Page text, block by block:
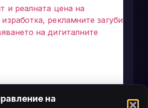
на
евтиният сайт и
когато трябва да бъдат